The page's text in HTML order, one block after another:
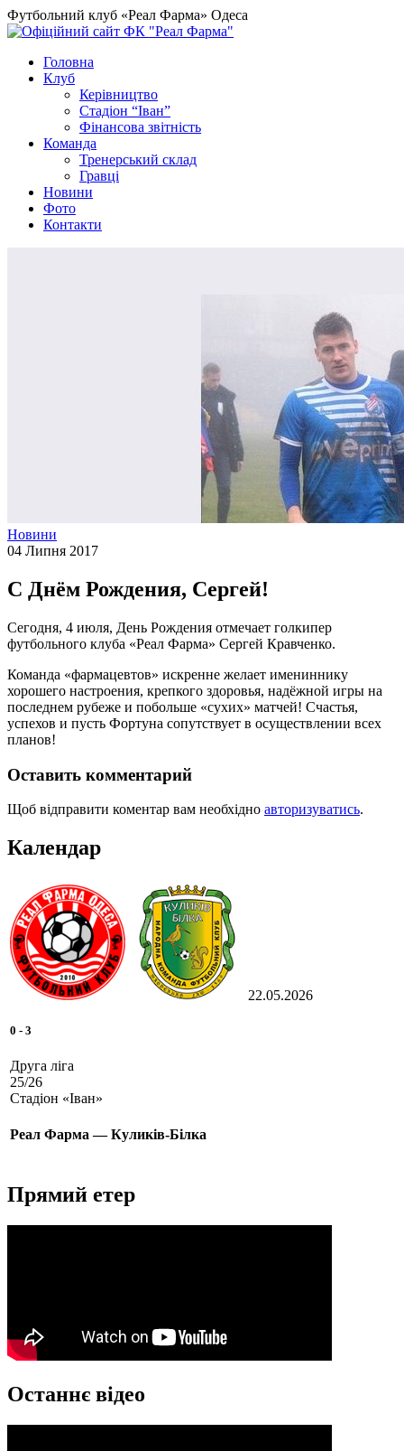
Футбольний клуб «Реал Фарма» Одеса
Головна
Клуб
Керівництво
Стадіон “Іван”
Фінансова звітність
Команда
Тренерський склад
Гравці
Новини
Фото
Контакти
Новини
04 Липня 2017
С Днём Рождения, Сергей!
Сегодня, 4 июля, День Рождения отмечает голкипер
футбольного клуба «Реал Фарма» Сергей Кравченко.
Команда «фармацевтов» искренне желает имениннику
хорошего настроения, крепкого здоровья, надёжной игры на
последнем рубеже и побольше «сухих» матчей! Счастья,
успехов и пусть Фортуна сопутствует в осуществлении всех
планов!
Оставить комментарий
Щоб відправити коментар вам необхідно авторизуватись.
Календар
22.05.2026
0 - 3
Друга ліга
25/26
Стадіон «Іван»
Реал Фарма — Куликів-Білка
Прямий етер
Останнє відео